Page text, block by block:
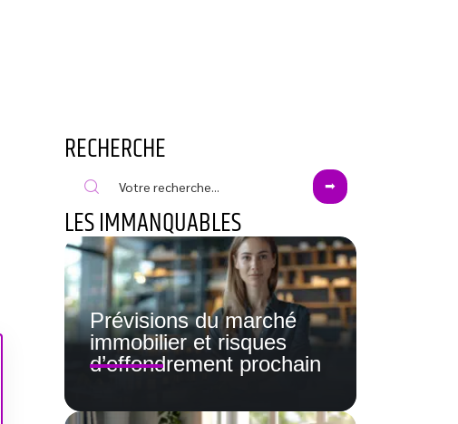
RECHERCHE
LES IMMANQUABLES
Prévisions du marché
immobilier et risques
d’effondrement prochain